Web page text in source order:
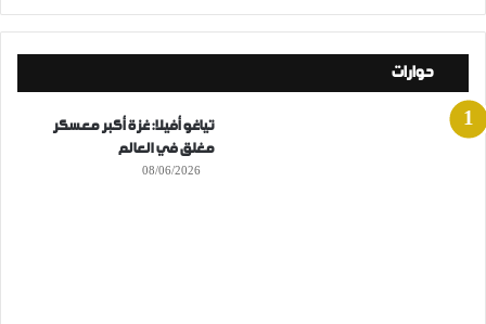
حوارات
تياغو أفيلا: غزة أكبر معسكر
مغلق في العالم
08/06/2026